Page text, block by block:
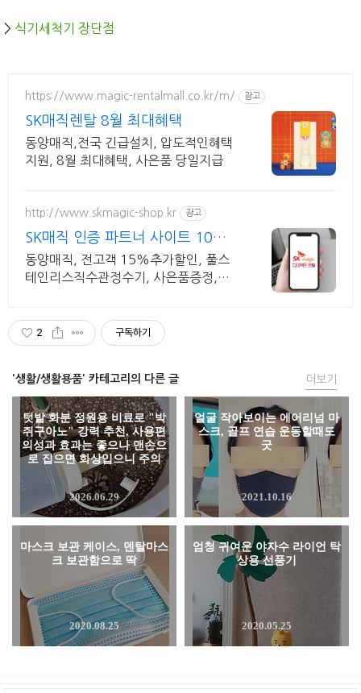
> 식기세척기 장단점
https://www.magic-rentalmall.co.kr/m/ 광고
SK매직렌탈 8월 최대혜택
동양매직,전국 긴급설치, 압도적인혜택
지원, 8월 최대혜택, 사은품 당일지급
http://www.skmagic-shop.kr 광고
SK매직 인증 파트너 사이트 10년
연속 최우수상 수상!
동양매직, 전고객 15%추가할인, 풀스
테인리스직수관정수기, 사은품증정,패
2 구독하기
'생활/생활용품' 카테고리의 다른 글
텃밭 화분 정원용 비료로 "박
쥐구아노" 강력 추천, 사용편
의성과 효과는 좋으나 맨손으
로 집으면 화상입으니 주의
2026.06.29
얼굴 작아보이는 에어리넘 마
스크, 골프 연습 운동할때도
굿
2021.10.16
마스크 보관 케이스, 덴탈마스
크 보관함으로 딱
2020.08.25
엄청 귀여운 야자수 라이언 탁
상용 선풍기
2020.05.25
더보기